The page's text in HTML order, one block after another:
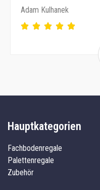
Adam Kulhanek
Hauptkategorien
Fachbodenregale
Palettenregale
Zubehör